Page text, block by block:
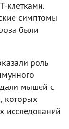
клетками.
симптомы
были
роль
мышей с
которых
исследований